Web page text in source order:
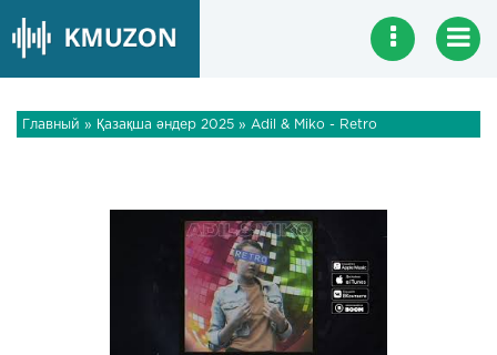
Главный » Қазақша әндер 2025 » Adil & Miko - Retro